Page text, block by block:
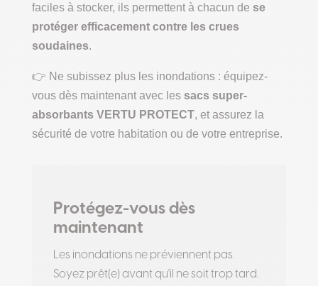
faciles à stocker, ils permettent à chacun de se
protéger efficacement contre les crues
soudaines.
👉 Ne subissez plus les inondations : équipez-
vous dès maintenant avec les sacs super-
absorbants VERTU PROTECT, et assurez la
sécurité de votre habitation ou de votre entreprise.
Protégez-vous dès
maintenant
Les inondations ne préviennent pas.
Soyez prêt(e) avant qu'il ne soit trop tard.